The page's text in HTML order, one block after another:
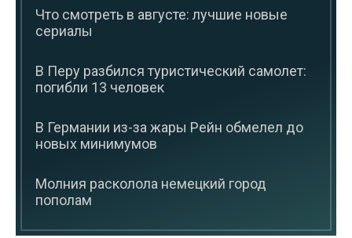
Что смотреть в августе: лучшие новые
сериалы
В Перу разбился туристический самолет:
погибли 13 человек
В Германии из-за жары Рейн обмелел до
новых минимумов
Молния расколола немецкий город
пополам